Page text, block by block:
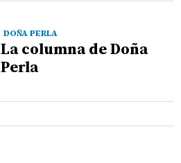
DOÑA PERLA
La columna de Doña
Perla